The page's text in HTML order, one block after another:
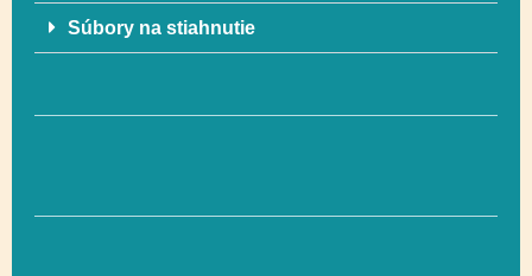
Celková výška 285 cm
Súbory na stiahnutie